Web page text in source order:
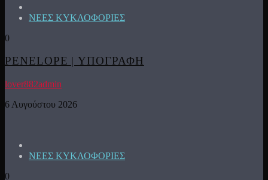
ΝΕΕΣ ΚΥΚΛΟΦΟΡΙΕΣ
0
PENELOPE | ΥΠΟΓΡΑΦΗ
lover882admin
6 Αυγούστου 2026
ΝΕΕΣ ΚΥΚΛΟΦΟΡΙΕΣ
0